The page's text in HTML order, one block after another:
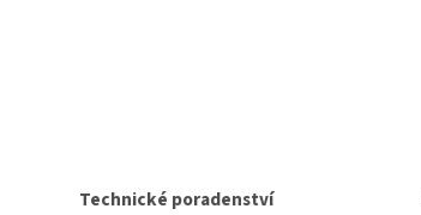
Technické poradenství